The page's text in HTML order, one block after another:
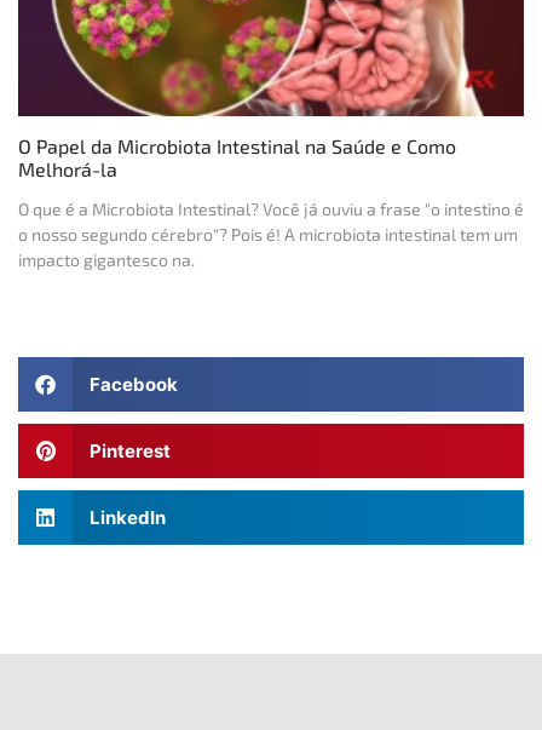
O Papel da Microbiota Intestinal na Saúde e Como
Melhorá-la
O que é a Microbiota Intestinal? Você já ouviu a frase "o intestino é
o nosso segundo cérebro"? Pois é! A microbiota intestinal tem um
impacto gigantesco na.
Facebook
Pinterest
LinkedIn